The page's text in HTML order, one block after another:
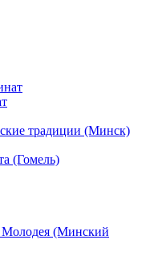
традиции (Минск)
(Гомель)
(Минский